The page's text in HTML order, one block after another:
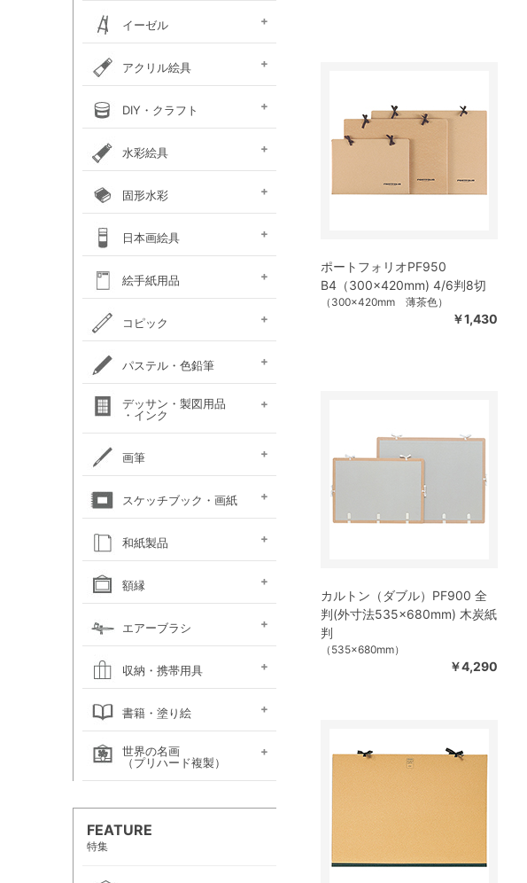
張り上げキャンバス
ロールキャンバス
キャンバスボード
木枠
キャンバス張り用具
木製パネル・水貼りテープ
メタリックキャンバス
イーゼル
アトリエイーゼル
デッサンイーゼル
ディスプレイイーゼル
野外イーゼル
卓上イーゼル
イーゼルボックス
アトリエキャビネット
イーゼル用品
アクリル絵具
アクリルガッシュ絵具
ガッシュ専用メディウム
布えのぐ
ターナー・イベントカラー
絵具（レギュラー）
絵具（ソフト）
リキテックスベーシックス
リキテックスリキッド
リキテックスプライム
アクリリックプラス
リキテックスバイオベース
メディウム類
ホルベイン・アクリリック
カラー［ヘビーボディ］
アクリリックガッシュ
ホルベイン・メディウム類
ホルベイン・アクリリック
カラー ［フルイド］
ホルベイン・アクリリック
カラー ［インク］
ホルベイン・アクリリック
カラー ［イリデッセンス］
アクリリックカラー
アクリリックガッシュ
アムステルダム・アクリリ
ックカラー エキスパート
アムステルダム・アクリル
絵具メディウム／補助材
クサカベ・アキーラ
アキーラ ガッシュ
アキーラ専用 メディウ
ム
アクリル絵具廃液処理剤
ゴールデン ヘビーボデ
ィ
ゴールデン フルイド
ゴールデン ハイフロー
ゴールデン オープン
ゴールデン ソーフラッ
ト
ゴールデン メディウム
DIY・クラフト
ガラスペイント
ベトンペースト
布えのぐ
ステッチカラー
オーブン陶土
水彩絵具
セット
専門家用透明水彩絵具
ハルモニア分離水彩絵具
シングルピグメント
W＆N プロフェッショナル・
ウォーターカラー(PWC)
レンブラント水彩絵具
ゴールデン QoR(コア)
ホルベイン透明水彩絵具
絵具（ガッシュ）
メディウム・他
ダニエルスミス
ターナー・ポスターカラー
水彩道具類
マスク液
固形水彩
ウォーターカラー(PWC)
ウォーターカラー(CWC)
ホルベイン・ケーキカラー
ホルベイン・パンカラー
FINETEC(ファインテック)
ゴールデン QoR(コア)
パール固形水彩絵具
カラー固形水彩
固形透明水彩絵具
固形透明水彩絵具
プチカラー 透明固形水
彩
ダニエルスミス ハーフパ
ン
水彩道具類
日本画絵具
新岩絵具
天然岩絵具
ナカガワ水飛胡粉
吉祥水干絵具
吉祥チューブ水干絵具
吉祥 日本画用顔料
(糊剤・目止め剤)
金泥・銀泥・箔類
顔彩角皿
顔彩鉄鉢
墨彩画セット
日本画墨
日本画道具類
ナカガワ 日本画キット
呉竹 顔彩
絵手紙用品
絵手紙セット
フィス顔彩パレット
顔彩深美
絵手紙用
はがき・絵手紙帳
コピック
コピック スケッチ
コピック チャオ
コピック クラシック
コピック アクレア
ープラス
パステル・色鉛筆
パステルセット
（ハード）
パステルセット
（ソフト）
パンパステル
パステル鉛筆セット
オイルパステル・
クレパス・クレヨン
パステル・色鉛筆
関連用品
色鉛筆セット
水彩色鉛筆セット
チョークアート
デッサン・製図用品
・インク
鉛筆セット
画用木炭
モデル人形
デッサン関連用品
ロットリング
W&N ドローイングインク
画筆
油彩筆セット
油彩用ラウンド（丸筆）
（丸平筆）
油彩用フラット（平筆）
油彩用ファン（扇型）
油絵用刷毛
水彩筆セット
水彩用ラウンド（丸筆）
水彩用フラット（平筆）
（日本画・デザイン用）
（日本画・デザイン用）
（日本画・デザイン用）
（日本画・デザイン用）
（日本画・デザイン用）
（日本画・デザイン用）
（日本画・デザイン用）
（日本画・デザイン用）
化粧筆
絵手紙用筆
スケッチブック・画紙
アルシュ水彩紙
モンバルキャンソン
ファインフェース
キャンソンXL
アルビレオ水彩紙
クレスター水彩紙
フォード水彩紙
アヴァロン水彩紙
ラングトン水彩紙
ワトソン水彩紙
ホワイトワトソン水彩紙
TACスケッチブック
W&N コットマン水彩紙
ナル水彩紙
スケッチブック 並口
オリーブシリーズ厚口
メダリオン特厚口
マルマン ヴィフアール
マルマン ソーホー
マルマン 麻表紙
クロッキーブック
クレイドクロッキー
セクションクロッキー
スタンダードクロッキー
キャンソン ミ・タント
パステルワトソン
パステルマーメイド
パステルブック
ペーパーセレクション
ポストカード
カラージェッソペーパー
水彩色紙
和紙製品
和紙・絵絹・転写紙
日本画用麻紙ボールド
水墨画用紙
ファイル
芳名帳・仮巻
額縁
油彩用額縁 (木製)
仮額縁
(マット付)
(マット無し)
軽量フレーム・イレパネ
色紙額
額用金具
エアーブラシ
ハンドピース
コンプレッサー
システムパーツ（部品）
エアーブラシ関連用品
収納・携帯用具
ポートフォリオ
キャンバスバッグ
キャンバスバッグ
スケッチバッグ各種
スケッチバッグ
エプロン
書籍・塗り絵
絵画関連書籍
塗り絵
世界の名画
（プリハード複製）
FEATURE
特集
ポートフォリオPF950
B4（300×420mm) 4/6判8切
（300×420mm 薄茶色）
￥1,430
カルトン（ダブル）PF900 全
判(外寸法535×680mm) 木炭紙
判
（535×680mm）
￥4,290